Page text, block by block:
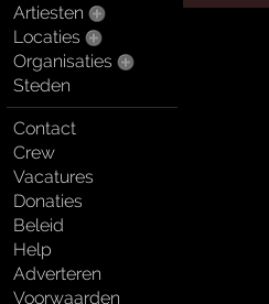
Artiesten
Locaties
Organisaties
Steden
Contact
Crew
Vacatures
Donaties
Beleid
Help
Adverteren
Voorwaarden